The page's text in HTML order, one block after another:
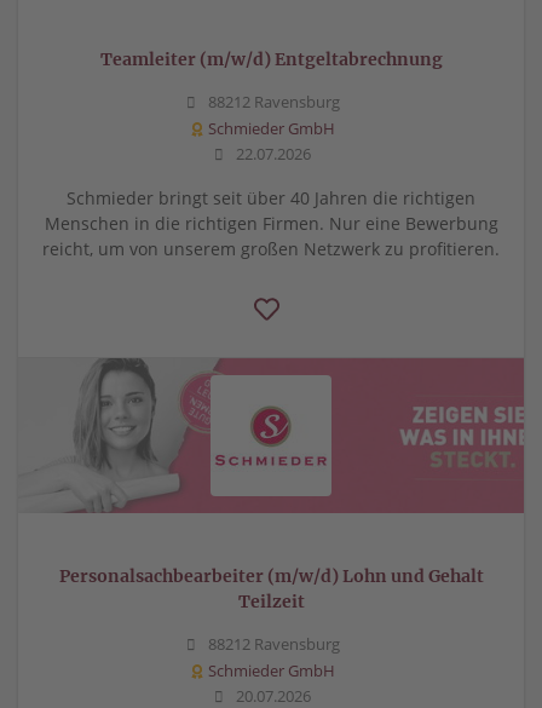
Teamleiter (m/w/d) Entgeltabrechnung
88212 Ravensburg
Schmieder GmbH
22.07.2026
Schmieder bringt seit über 40 Jahren die richtigen
Menschen in die richtigen Firmen. Nur eine Bewerbung
reicht, um von unserem großen Netzwerk zu profitieren.
Personalsachbearbeiter (m/w/d) Lohn und Gehalt
Teilzeit
88212 Ravensburg
Schmieder GmbH
20.07.2026